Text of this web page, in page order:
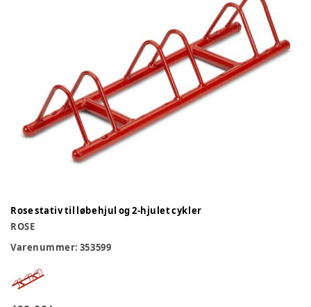
Rose stativ til løbehjul og 2-hjulet cykler
ROSE
Varenummer: 353599